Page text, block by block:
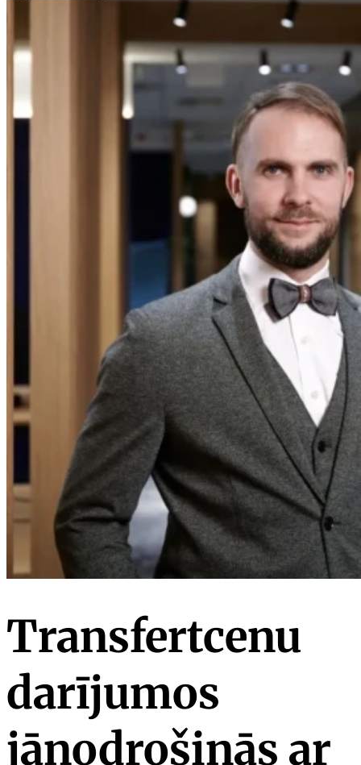
Transfertcenu
darījumos
jānodrošinās ar